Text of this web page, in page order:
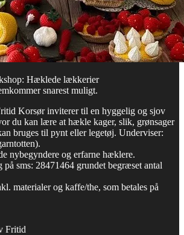
Hæklede lækkerier
snarest muligt.
Korsør inviterer til en hyggelig og sjov
du kan lære at hækle kager, slik, grønsager
bruges til pynt eller legetøj. Underviser:
nybegyndere og erfarne hæklere.
sms: 28471464 grundet begræset antal
materialer og kaffe/the, som betales på
Fritid